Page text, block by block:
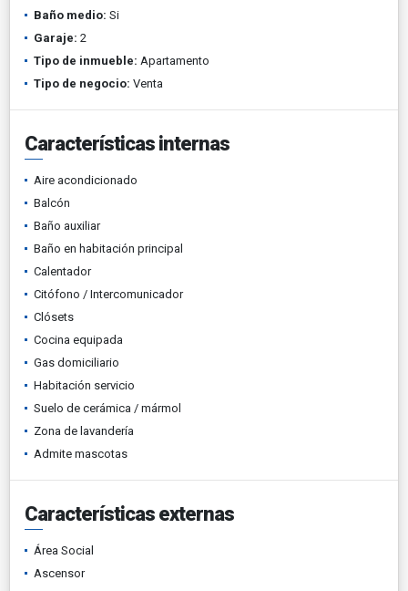
Baño medio: Si
Garaje: 2
Tipo de inmueble: Apartamento
Tipo de negocio: Venta
Características internas
Aire acondicionado
Balcón
Baño auxiliar
Baño en habitación principal
Calentador
Citófono / Intercomunicador
Clósets
Cocina equipada
Gas domiciliario
Habitación servicio
Suelo de cerámica / mármol
Zona de lavandería
Admite mascotas
Características externas
Área Social
Ascensor